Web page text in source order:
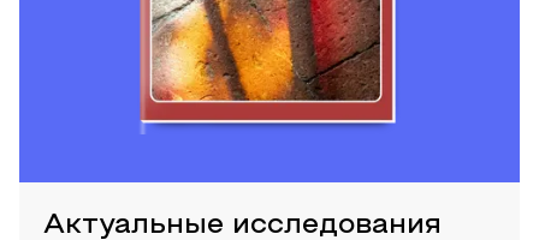
Актуальные исследования